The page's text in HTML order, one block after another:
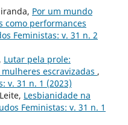
Por um mundo
como performances
Feministas: v. 31 n. 2
Lutar pela prole:
escravizadas ,
v. 31 n. 1 (2023)
Lesbianidade na
Feministas: v. 31 n. 1